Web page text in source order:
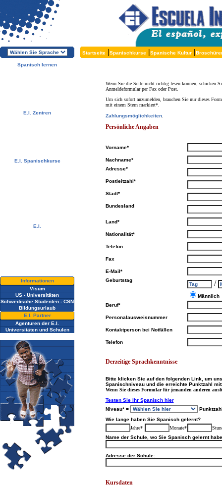
Startseite |Spanischkurse |Spanische Kultur |
Spanisch lernen
E.I. Zentren
E.I. Spanischkurse
E.I.
Informationen
Visum
US - Universitäten
Schwedische Studenten - CSN
Bildungsurlaub
E.I. Partner
Agenturen der E.I.
Universitäten und Schulen
Wenn Sie die Seite nicht richtig lesen können, schicken
Anmeldeformular per Fax oder Post.
Um sich sofort anzumelden, brauchen Sie nur dieses
mit einem Stern markiert*.
Zahlungsmöglichkeiten.
Persönliche Angaben
Vorname*
Nachname*
Adresse*
Postleitzahl*
Stadt*
Bundesland
Land*
Nationalität*
Telefon
Fax
E-Mail*
Geburtstag
/
Männlich
Beruf*
Personalausweisnummer
Kontaktperson bei Notfällen
Telefon
Derzeitige Sprachkenntnisse
Bitte klicken Sie auf den folgenden Link, um
Spanischniveau und die erreichte Punktzahl
Wenn Sie dieses Formular für jemanden anderen
Testen Sie Ihr Spanisch hier
Niveau* =
Wie lange haben Sie Spanisch gelernt?
Jahre*
Monate*
Name der Schule, wo Sie Spanisch gelernt
Adresse der Schule:
Kursdaten